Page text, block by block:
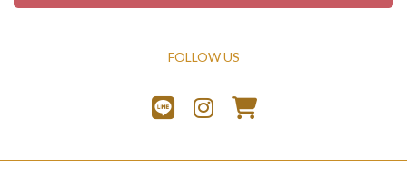
FOLLOW US